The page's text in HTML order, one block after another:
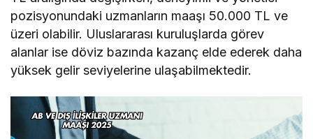
pozisyonundaki uzmanların maaşı 50.000 TL ve
üzeri olabilir. Uluslararası kuruluşlarda görev
alanlar ise döviz bazında kazanç elde ederek daha
yüksek gelir seviyelerine ulaşabilmektedir.